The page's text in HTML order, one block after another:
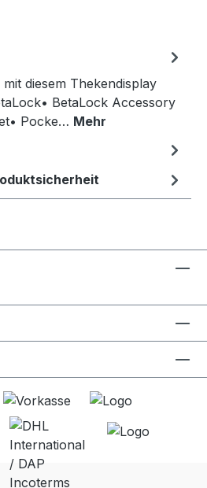
diesem Thekendisplay
BetaLock Accessory
Pocke… Mehr